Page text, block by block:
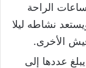
الراحة
نشاطه ليلا
الأخرى.
عددها إلى